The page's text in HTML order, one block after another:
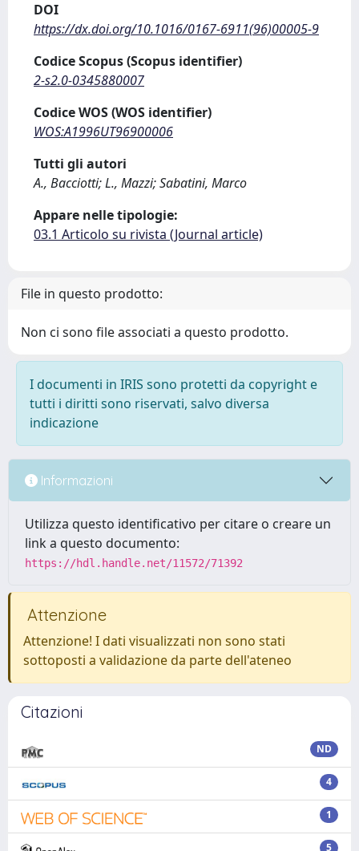
DOI
https://dx.doi.org/10.1016/0167-6911(96)00005-9
Codice Scopus (Scopus identifier)
2-s2.0-0345880007
Codice WOS (WOS identifier)
WOS:A1996UT96900006
Tutti gli autori
A., Bacciotti; L., Mazzi; Sabatini, Marco
Appare nelle tipologie:
03.1 Articolo su rivista (Journal article)
File in questo prodotto:
Non ci sono file associati a questo prodotto.
I documenti in IRIS sono protetti da copyright e
tutti i diritti sono riservati, salvo diversa
indicazione
Informazioni
Utilizza questo identificativo per citare o creare un
link a questo documento:
https://hdl.handle.net/11572/71392
Attenzione
Attenzione! I dati visualizzati non sono stati
sottoposti a validazione da parte dell'ateneo
Citazioni
ND
4
1
5